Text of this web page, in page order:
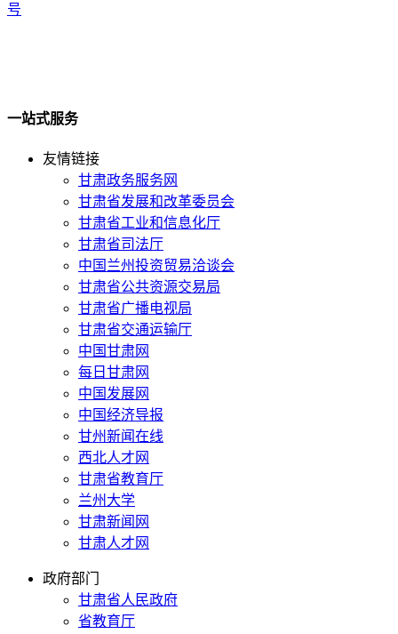
号
一站式服务
友情链接
甘肃政务服务网
甘肃省发展和改革委员会
甘肃省工业和信息化厅
甘肃省司法厅
中国兰州投资贸易洽谈会
甘肃省公共资源交易局
甘肃省广播电视局
甘肃省交通运输厅
中国甘肃网
每日甘肃网
中国发展网
中国经济导报
甘州新闻在线
西北人才网
甘肃省教育厅
兰州大学
甘肃新闻网
甘肃人才网
政府部门
甘肃省人民政府
省教育厅